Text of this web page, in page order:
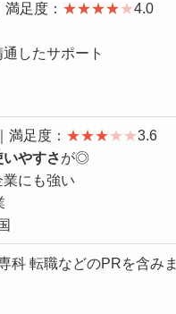
足度： ★★★★★4.0
したサポート
満足度： ★★★★ ★3.6
いやすさが◎
業にも強い
科 転職などのPRを含みま